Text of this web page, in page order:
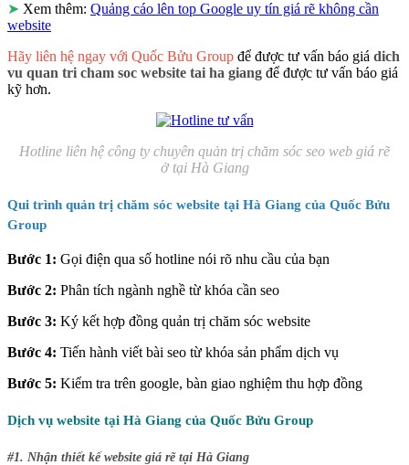
➤ Xem thêm: Quảng cáo lên top Google uy tín giá rẽ không cần
website
Hãy liên hệ ngay với Quốc Bửu Group để được tư vấn báo giá dich
vu quan tri cham soc website tai ha giang để được tư vấn báo giá
kỹ hơn.
Hotline liên hệ công ty chuyên quản trị chăm sóc seo web giá rẽ
ở tại Hà Giang
Qui trình quản trị chăm sóc website tại Hà Giang của Quốc Bửu
Group
Bước 1: Gọi điện qua số hotline nói rõ nhu cầu của bạn
Bước 2: Phân tích ngành nghề từ khóa cần seo
Bước 3: Ký kết hợp đồng quản trị chăm sóc website
Bước 4: Tiến hành viết bài seo từ khóa sản phẩm dịch vụ
Bước 5: Kiểm tra trên google, bàn giao nghiệm thu hợp đồng
Dịch vụ website tại Hà Giang của Quốc Bửu Group
#1. Nhận thiết kế website giá rẽ tại Hà Giang